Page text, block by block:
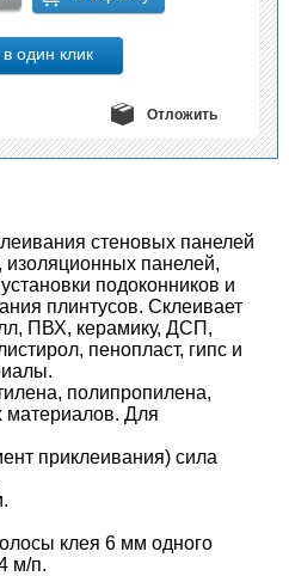
Отложить
стеновых панелей
панелей,
подоконников и
плинтусов. Склеивает
ПВХ, керамику, ДСП,
пенопласт, гипс и
полипропилена,
материалов. Для
приклеивания) сила
клея 6 мм одного
м/п.